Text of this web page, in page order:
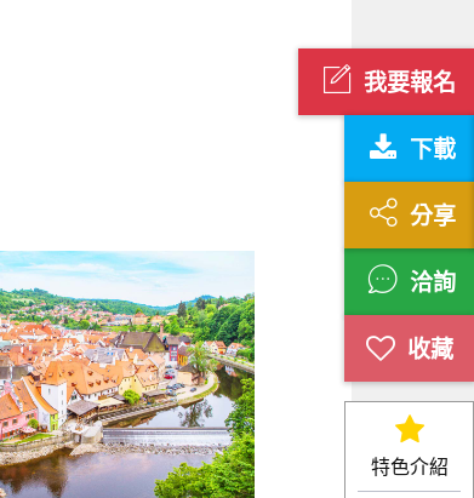
我要報名
下載
分享
洽詢
特色介紹